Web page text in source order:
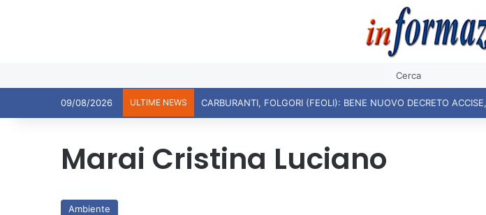
09/08/2026 ULTIME NEWS CARBURANTI, FOLGORI (FEOLI): BENE NUOVO DECRETO
Marai Cristina Luciano
Ambiente